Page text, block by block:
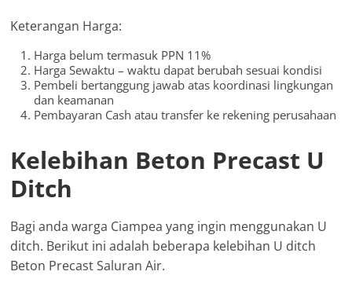
Keterangan Harga:
Harga belum termasuk PPN 11%
Harga Sewaktu – waktu dapat berubah sesuai kondisi
Pembeli bertanggung jawab atas koordinasi lingkungan
dan keamanan
Pembayaran Cash atau transfer ke rekening perusahaan
Kelebihan Beton Precast U
Ditch
Bagi anda warga Ciampea yang ingin menggunakan U
ditch. Berikut ini adalah beberapa kelebihan U ditch
Beton Precast Saluran Air.